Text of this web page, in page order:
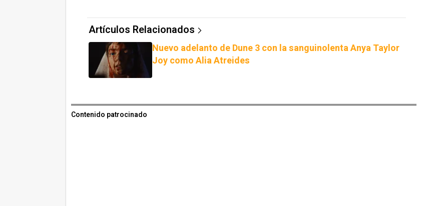
Artículos Relacionados
Nuevo adelanto de Dune 3 con la sanguinolenta Anya Taylor
Joy como Alia Atreides
Contenido patrocinado